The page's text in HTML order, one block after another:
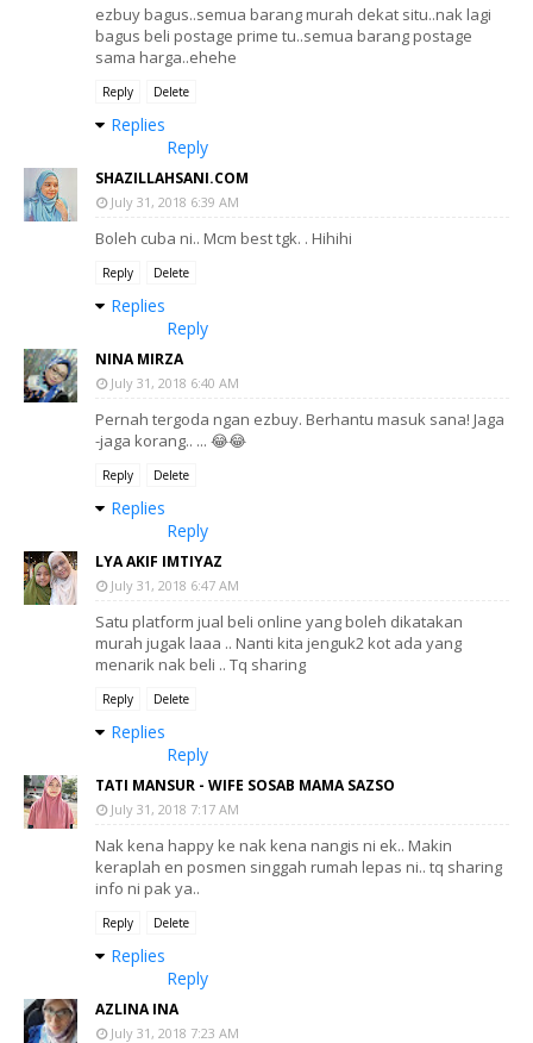
ezbuy bagus..semua barang murah dekat situ..nak lagi
bagus beli postage prime tu..semua barang postage
sama harga..ehehe
Reply Delete
Replies
Reply
SHAZILLAHSANI.COM
July 31, 2018 6:39 AM
Boleh cuba ni.. Mcm best tgk. . Hihihi
Reply Delete
Replies
Reply
NINA MIRZA
July 31, 2018 6:40 AM
Pernah tergoda ngan ezbuy. Berhantu masuk sana! Jaga
-jaga korang.. ... 😂😂
Reply Delete
Replies
Reply
LYA AKIF IMTIYAZ
July 31, 2018 6:47 AM
Satu platform jual beli online yang boleh dikatakan
murah jugak laaa .. Nanti kita jenguk2 kot ada yang
menarik nak beli .. Tq sharing
Reply Delete
Replies
Reply
TATI MANSUR - WIFE SOSAB MAMA SAZSO
July 31, 2018 7:17 AM
Nak kena happy ke nak kena nangis ni ek.. Makin
keraplah en posmen singgah rumah lepas ni.. tq sharing
info ni pak ya..
Reply Delete
Replies
Reply
AZLINA INA
July 31, 2018 7:23 AM